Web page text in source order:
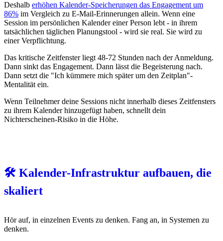
Deshalb erhöhen Kalender-Speicherungen das Engagement um
86% im Vergleich zu E-Mail-Erinnerungen allein. Wenn eine
Session im persönlichen Kalender einer Person lebt - in ihrem
tatsächlichen täglichen Planungstool - wird sie real. Sie wird zu
einer Verpflichtung.
Das kritische Zeitfenster liegt 48-72 Stunden nach der Anmeldung.
Dann sinkt das Engagement. Dann lässt die Begeisterung nach.
Dann setzt die "Ich kümmere mich später um den Zeitplan"-
Mentalität ein.
Wenn Teilnehmer deine Sessions nicht innerhalb dieses Zeitfensters
zu ihrem Kalender hinzugefügt haben, schnellt dein
Nichterscheinen-Risiko in die Höhe.
🛠️ Kalender-Infrastruktur aufbauen, die
skaliert
Hör auf, in einzelnen Events zu denken. Fang an, in Systemen zu
denken.